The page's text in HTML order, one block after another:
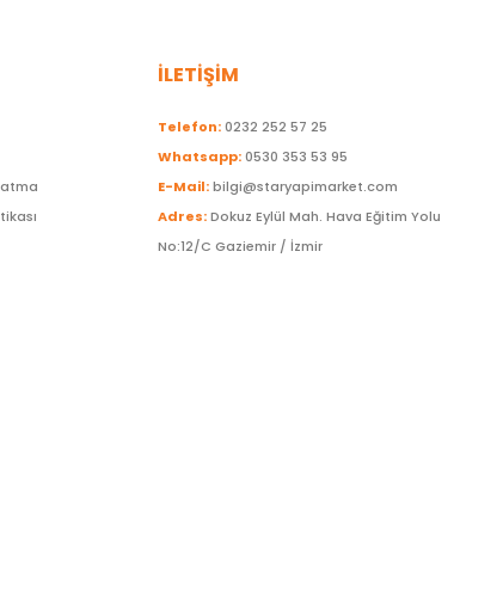
İLETİŞİM
Telefon:0232 252 57 25
Whatsapp:0530 353 53 95
E-Mail:bilgi@staryapimarket.com
Adres:Dokuz Eylül Mah. Hava Eğitim Yolu
No:12/C Gaziemir / İzmir